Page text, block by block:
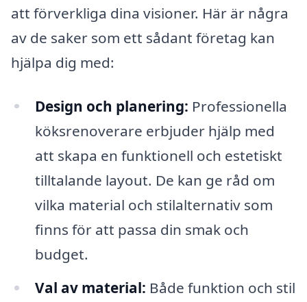
att förverkliga dina visioner. Här är några
av de saker som ett sådant företag kan
hjälpa dig med:
Design och planering: Professionella
köksrenoverare erbjuder hjälp med
att skapa en funktionell och estetiskt
tilltalande layout. De kan ge råd om
vilka material och stilalternativ som
finns för att passa din smak och
budget.
Val av material: Både funktion och stil